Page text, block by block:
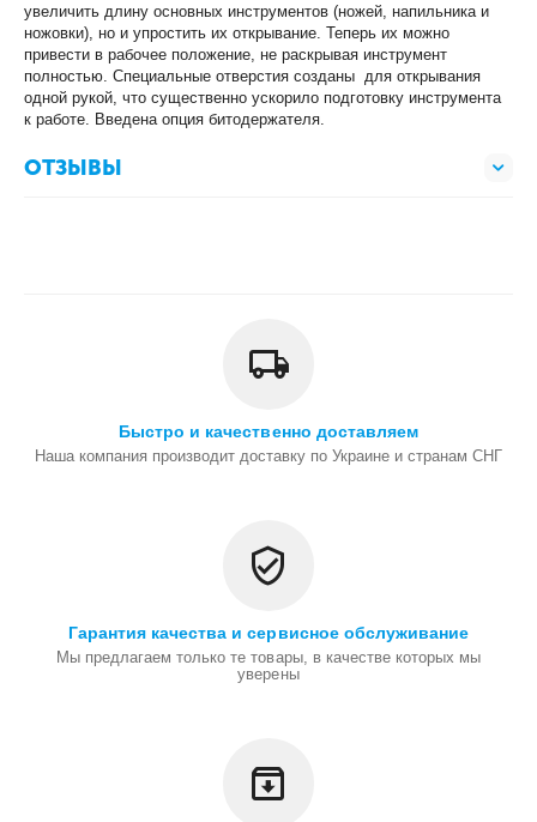
увеличить длину основных инструментов (ножей, напильника и
ножовки), но и упростить их открывание. Теперь их можно
привести в рабочее положение, не раскрывая инструмент
полностью. Специальные отверстия созданы для открывания
одной рукой, что существенно ускорило подготовку инструмента
к работе. Введена опция битодержателя.
ОТЗЫВЫ
Быстро и качественно доставляем
Наша компания производит доставку по Украине и странам СНГ
Гарантия качества и сервисное обслуживание
Мы предлагаем только те товары, в качестве которых мы
уверены